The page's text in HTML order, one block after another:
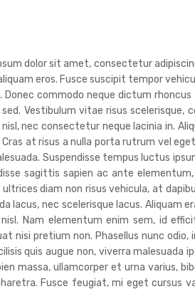
dolor sit amet, consectetur
eros. Fusce suscipit tempor
Donec commodo neque dictum
Vestibulum vitae risus scelerisque,
nec consectetur neque lacinia in.
at risus a nulla porta rutrum vel
Suspendisse tempus luctus
sagittis sapien ac ante
ultrices diam non risus vehicula, at
lacus, nec scelerisque lacus.
Nam elementum enim sem, id
nisi pretium non. Phasellus nunc
quis augue non, viverra
massa, ullamcorper et urna varius,
Fusce feugiat, mi eget cursus